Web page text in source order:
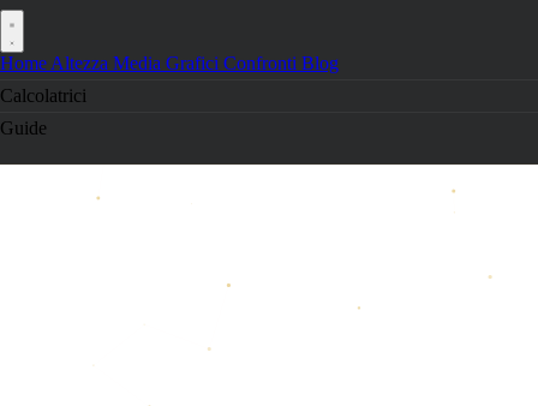
Home Altezza Media Grafici Confronti Blog
Calcolatrici
Guide